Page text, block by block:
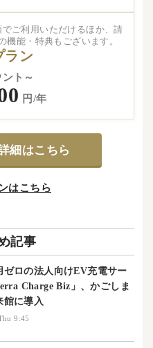
ご利用いただけるほか、請
機能・特典もございます。
ラン
ト～
円/年
細はこちら
はこちら
記事
ゼロの法人向けEV充電サー
Charge Biz」、かごしま
館に導入
9:45